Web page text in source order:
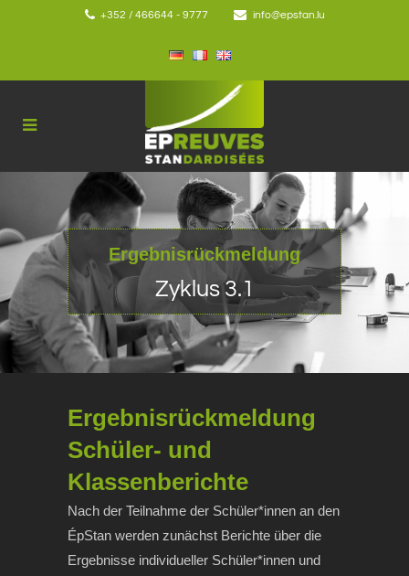
+352 / 466644 - 9777 info@epstan.lu
Ergebnisrückmeldung
Zyklus 3.1
Ergebnisrückmeldung
Schüler- und
Klassenberichte
Nach der Teilnahme der Schüler*innen an den
ÉpStan werden zunächst Berichte über die
Ergebnisse individueller Schüler*innen und